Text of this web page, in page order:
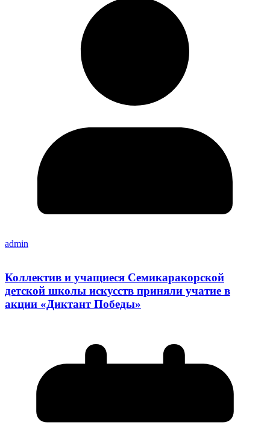
admin
Коллектив и учащиеся Семикаракорской
детской школы искусств приняли учатие в
акции «Диктант Победы»